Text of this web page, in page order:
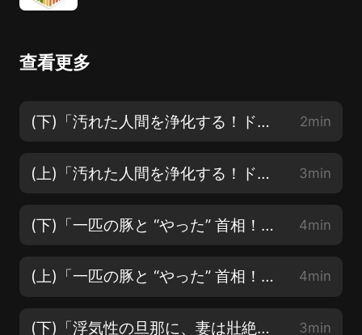
查看更多
(下)「汚れた人間を浄化する！ドイツの人類補完計畫」の無駄話、映畫・キラーコンドーム 2min
(上)「汚れた人間を浄化する！ドイツの人類補完計畫」の無駄話、映畫・キラーコンドーム 3min
(下)「一匹の豚と “やった” 首相！世論暴力は身近なもの！」の無駄話・ドラマ、ブラックミラー 4min
(上)「一匹の豚と “やった” 首相！世論暴力は身近なもの！」の無駄話・ドラマ、ブラックミラー 4min
(下)「浮気性の旦那に、妻は壯絶な仕返し？消えた死體、スリラー満點」の無駄話、映畫・ロストボディ 3min